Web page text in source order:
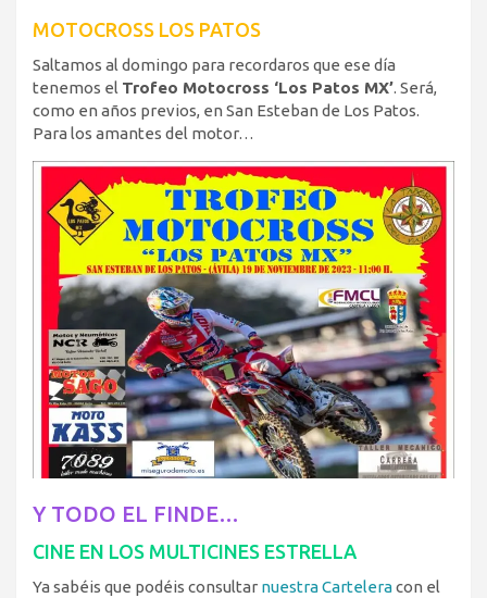
MOTOCROSS LOS PATOS
Saltamos al domingo para recordaros que ese día
tenemos el Trofeo Motocross ‘Los Patos MX’. Será,
como en años previos, en San Esteban de Los Patos.
Para los amantes del motor…
Y TODO EL FINDE…
CINE EN LOS MULTICINES ESTRELLA
Ya sabéis que podéis consultar nuestra Carteleracon el